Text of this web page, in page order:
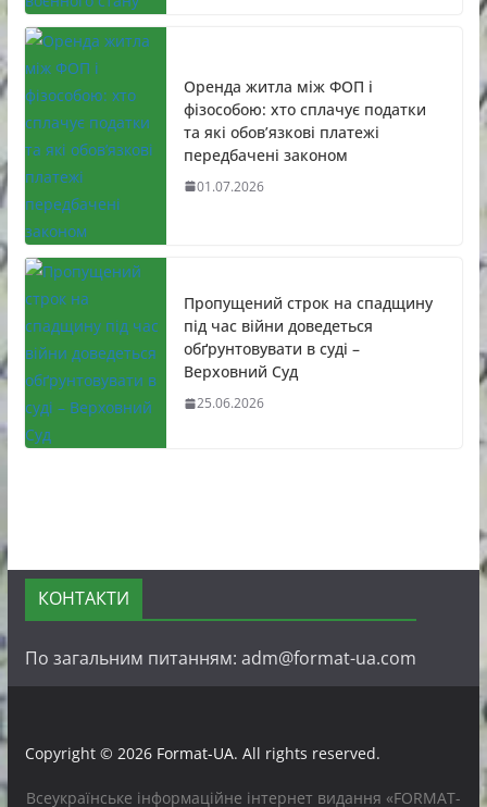
Оренда житла між ФОП і
фізособою: хто сплачує податки
та які обов’язкові платежі
передбачені законом
01.07.2026
Пропущений строк на спадщину
під час війни доведеться
обґрунтовувати в суді –
Верховний Суд
25.06.2026
КОНТАКТИ
По загальним питанням: adm@format-ua.com
Copyright © 2026 Format-UA. All rights reserved.
Всеукраїнське інформаційне інтернет видання «FORMAT-